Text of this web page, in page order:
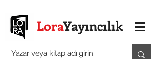
LoraYayıncılık